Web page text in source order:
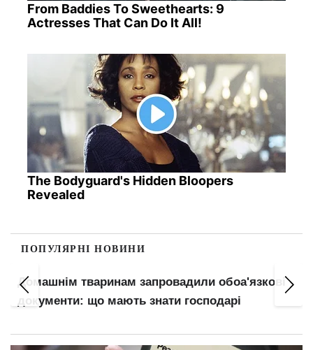
From Baddies To Sweethearts: 9
Actresses That Can Do It All!
The Bodyguard's Hidden Bloopers
Revealed
ПОПУЛЯРНІ НОВИНИ
Оренда в Києві: на Лук'янівці та Дарниці житло
не здають навіть за низькими цінами